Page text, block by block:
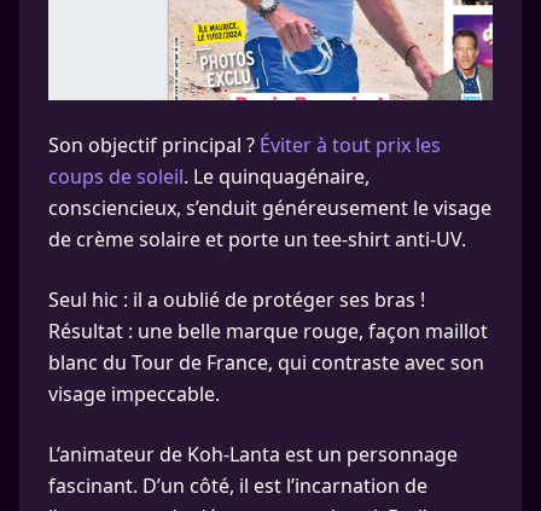
Son objectif principal ? Éviter à tout prix les
coups de soleil. Le quinquagénaire,
consciencieux, s’enduit généreusement le visage
de crème solaire et porte un tee-shirt anti-UV.
Seul hic : il a oublié de protéger ses bras !
Résultat : une belle marque rouge, façon maillot
blanc du Tour de France, qui contraste avec son
visage impeccable.
L’animateur de Koh-Lanta est un personnage
fascinant. D’un côté, il est l’incarnation de